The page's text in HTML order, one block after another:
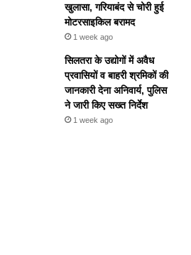
खुलासा, गरियाबंद से चोरी हुई
मोटरसाइकिल बरामद
1 week ago
सिलतरा के उद्योगों में अवैध
प्रवासियों व बाहरी श्रमिकों की
जानकारी देना अनिवार्य, पुलिस
ने जारी किए सख्त निर्देश
1 week ago